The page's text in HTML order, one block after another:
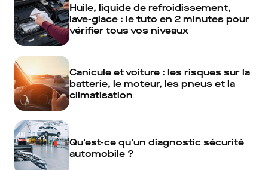
Huile, liquide de refroidissement,
lave-glace : le tuto en 2 minutes pour
vérifier tous vos niveaux
Canicule et voiture : les risques sur la
batterie, le moteur, les pneus et la
climatisation
Qu'est-ce qu'un diagnostic sécurité
automobile ?